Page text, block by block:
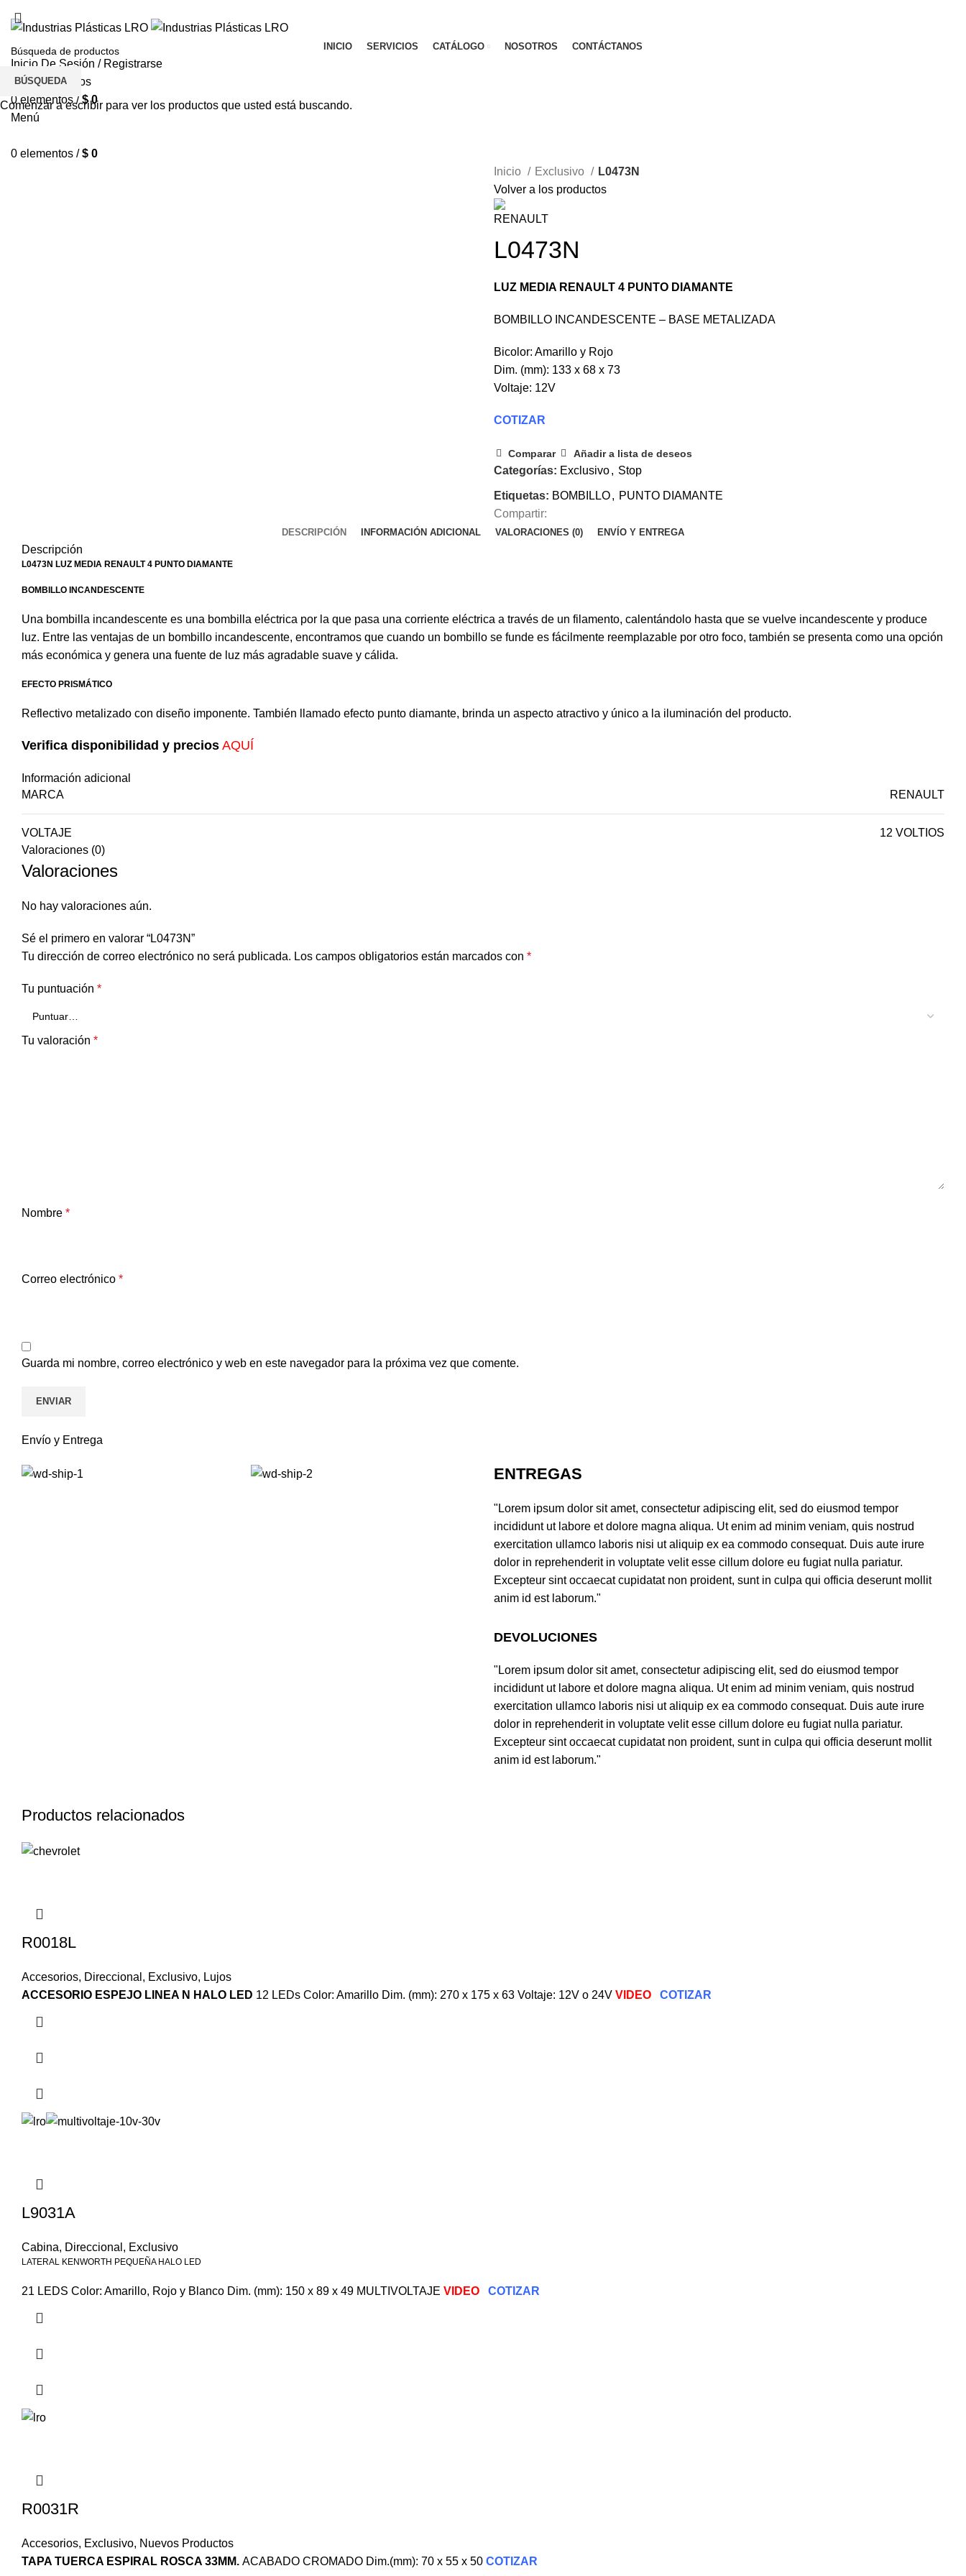
INICIO SERVICIOS CATÁLOGO NOSOTROS CONTÁCTANOS
Inicio De Sesión / Registrarse
Lista de deseos
0 elementos / $0
Menú
0 elementos / $ 0
Inicio Exclusivo
L0473N
Volver a los productos
L0473N
LUZ MEDIA RENAULT 4 PUNTO DIAMANTE
BOMBILLO INCANDESCENTE – BASE METALIZADA
Bicolor: Amarillo y Rojo
Dim. (mm): 133 x 68 x 73
Voltaje: 12V
COTIZAR
Comparar Añadir a lista de deseos
Categorías: Exclusivo, Stop
Etiquetas: BOMBILLO, PUNTO DIAMANTE
Compartir:
DESCRIPCIÓN INFORMACIÓN ADICIONAL VALORACIONES (0) ENVÍO Y ENTREGA
Descripción
L0473N LUZ MEDIA RENAULT 4 PUNTO DIAMANTE
BOMBILLO INCANDESCENTE
Una bombilla incandescente es una bombilla eléctrica por la que pasa una corriente eléctrica a través de un filamento, calentándolo hasta que se vuelve incandescente y produce
luz. Entre las ventajas de un bombillo incandescente, encontramos que cuando un bombillo se funde es fácilmente reemplazable por otro foco, también se presenta como una opción
más económica y genera una fuente de luz más agradable suave y cálida.
EFECTO PRISMÁTICO
Reflectivo metalizado con diseño imponente. También llamado efecto punto diamante, brinda un aspecto atractivo y único a la iluminación del producto.
Verifica disponibilidad y precios AQUÍ
Información adicional
MARCA
RENAULT
VOLTAJE
12 VOLTIOS
Valoraciones (0)
Valoraciones
No hay valoraciones aún.
Sé el primero en valorar “L0473N”
Tu dirección de correo electrónico no será publicada. Los campos obligatorios están marcados con *
Tu puntuación *
Tu valoración *
Nombre *
Correo electrónico *
Guarda mi nombre, correo electrónico y web en este navegador para la próxima vez que comente.
Envío y Entrega
ENTREGAS
"Lorem ipsum dolor sit amet, consectetur adipiscing elit, sed do eiusmod tempor
incididunt ut labore et dolore magna aliqua. Ut enim ad minim veniam, quis nostrud
exercitation ullamco laboris nisi ut aliquip ex ea commodo consequat. Duis aute irure
dolor in reprehenderit in voluptate velit esse cillum dolore eu fugiat nulla pariatur.
Excepteur sint occaecat cupidatat non proident, sunt in culpa qui officia deserunt mollit
anim id est laborum."
DEVOLUCIONES
"Lorem ipsum dolor sit amet, consectetur adipiscing elit, sed do eiusmod tempor
incididunt ut labore et dolore magna aliqua. Ut enim ad minim veniam, quis nostrud
exercitation ullamco laboris nisi ut aliquip ex ea commodo consequat. Duis aute irure
dolor in reprehenderit in voluptate velit esse cillum dolore eu fugiat nulla pariatur.
Excepteur sint occaecat cupidatat non proident, sunt in culpa qui officia deserunt mollit
anim id est laborum."
Productos relacionados
R0018L
Accesorios, Direccional , Exclusivo, Lujos
ACCESORIO ESPEJO LINEA N HALO LED 12 LEDs Color: Amarillo Dim. (mm): 270 x 175 x 63 Voltaje: 12V o 24V VIDEO COTIZAR
L9031A
Cabina, Direccional , Exclusivo
LATERAL KENWORTH PEQUEÑA HALO LED
21 LEDS Color: Amarillo, Rojo y Blanco Dim. (mm): 150 x 89 x 49 MULTIVOLTAJE VIDEO COTIZAR
R0031R
Accesorios, Exclusivo, Nuevos Productos
TAPA TUERCA ESPIRAL ROSCA 33MM. ACABADO CROMADO Dim.(mm): 70 x 55 x 50 COTIZAR
BÚSQUEDA
Comenzar a escribir para ver los productos que usted está buscando.